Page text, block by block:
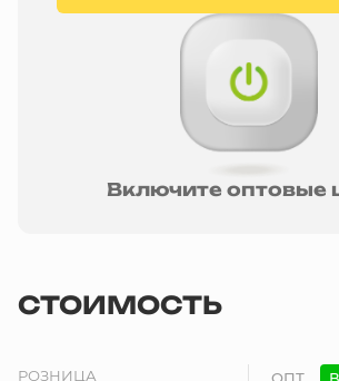
Включите оптовые
СТОИМОСТЬ
РОЗНИЦА